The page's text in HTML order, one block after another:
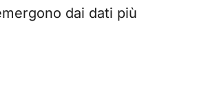
dai dati più